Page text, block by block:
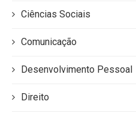
Ciências Sociais
Comunicação
Desenvolvimento Pessoal
Direito